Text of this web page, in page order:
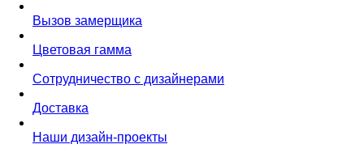
Вызов замерщика
Цветовая гамма
Сотрудничество с дизайнерами
Доставка
Наши дизайн-проекты